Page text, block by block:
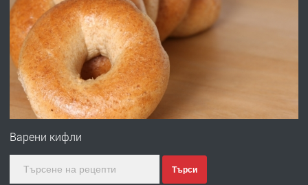
ПРЕДЛАГА
Първи поход "По стъпките на Ангел
Войвода"
ПРЕДЛАГА
Монтажник на малки детайли за
Варени кифли
Търси